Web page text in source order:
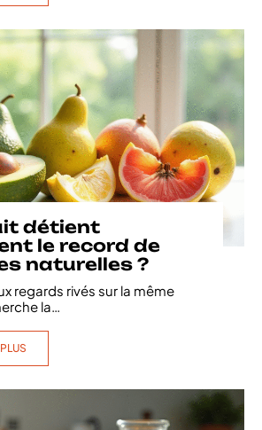
détient
le record de
naturelles ?
regards rivés sur la même
la